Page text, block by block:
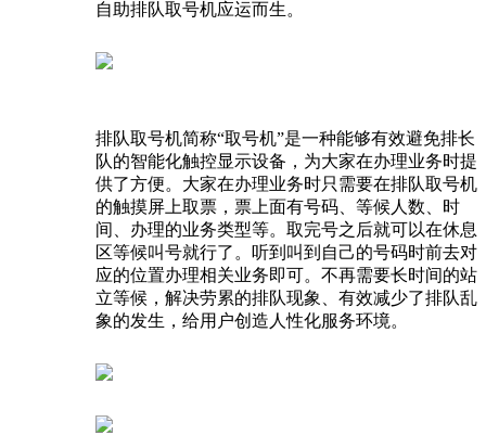
自助排队取号机应运而生。
排队取号机简称“取号机”是一种能够有效避免排长
队的智能化触控显示设备，为大家在办理业务时提
供了方便。大家在办理业务时只需要在排队取号机
的触摸屏上取票，票上面有号码、等候人数、时
间、办理的业务类型等。取完号之后就可以在休息
区等候叫号就行了。听到叫到自己的号码时前去对
应的位置办理相关业务即可。不再需要长时间的站
立等候，解决劳累的排队现象、有效减少了排队乱
象的发生，给用户创造人性化服务环境。